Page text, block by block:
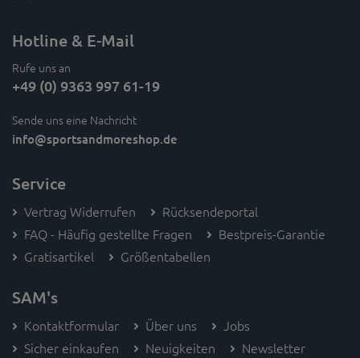
Hotline & E-Mail
Rufe uns an
+49 (0) 9363 997 61-19
Sende uns eine Nachricht
info@sportsandmoreshop.de
Service
Vertrag Widerrufen
Rücksendeportal
FAQ - Häufig gestellte Fragen
Bestpreis-Garantie
Gratisartikel
Größentabellen
SAM's
Kontaktformular Über uns
Jobs
Sicher einkaufen
Neuigkeiten
Newsletter